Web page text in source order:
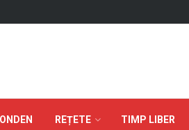
REȚETE TIMP LIBER